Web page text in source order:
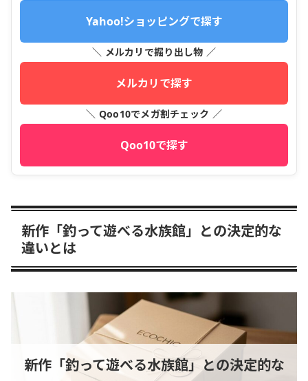
Yahoo!ショッピングで探す
＼ メルカリで掘り出し物 ／
メルカリで探す
＼ Qoo10でメガ割チェック ／
Qoo10で探す
新作「釣って遊べる水族館」との決定的な
違いとは
新作「釣って遊べる水族館」との決定的な